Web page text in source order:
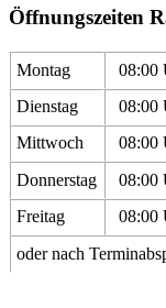
Öffnungszeiten
Montag 08:00
Dienstag
08:00
Mittwoch
08:00
Donnerstag
08:00
Freitag
08:00
oder nach